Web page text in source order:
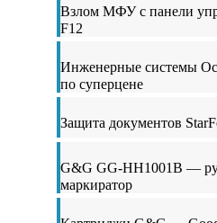
Взлом МФУ с панели
F12
Инженерные системы
по суперцене
Защита документов
G&G GG-HH1001B —
маркиратор